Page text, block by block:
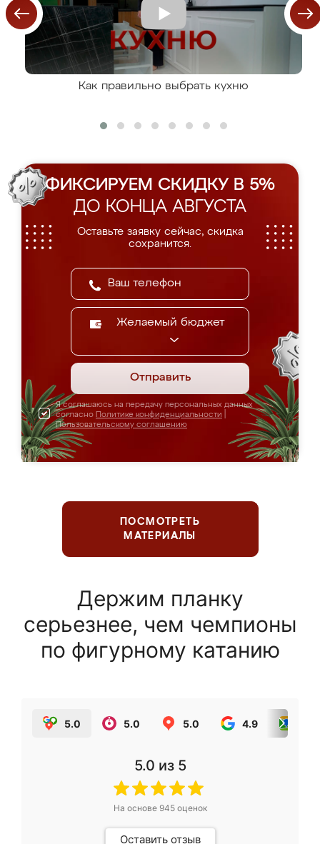
Как правильно выбрать кухню
ФИКСИРУЕМ СКИДКУ В 5%
ДО КОНЦА АВГУСТА
Оставьте заявку сейчас, скидка
сохранится.
Желаемый бюджет
Отправить
Я соглашаюсь на передачу персональных данных
согласно Политике конфиденциальности
Пользовательскому соглашению
ПОСМОТРЕТЬ
МАТЕРИАЛЫ
Держим планку
серьезнее, чем чемпионы
по фигурному катанию
5.0 5.0 5.0 4.9
5.0 из 5
На основе 945оценок
Оставить отзыв